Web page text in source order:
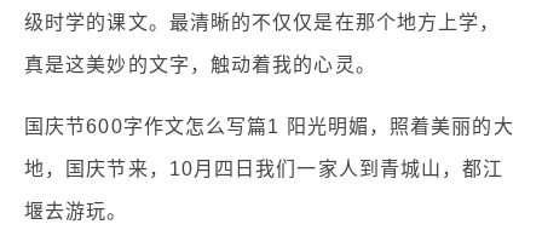
级时学的课文。最清晰的不仅仅是在那个地方上学，
真是这美妙的文字，触动着我的心灵。
国庆节600字作文怎么写篇1 阳光明媚，照着美丽的大
地，国庆节来，10月四日我们一家人到青城山，都江
堰去游玩。